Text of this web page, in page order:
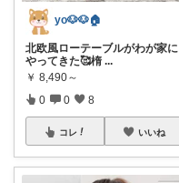
yo🐶🐶🏠
北欧風ローテーブルがわが家に
やってきた🥰楕 ...
￥ 8,490～
0 0 8
コレ いいね